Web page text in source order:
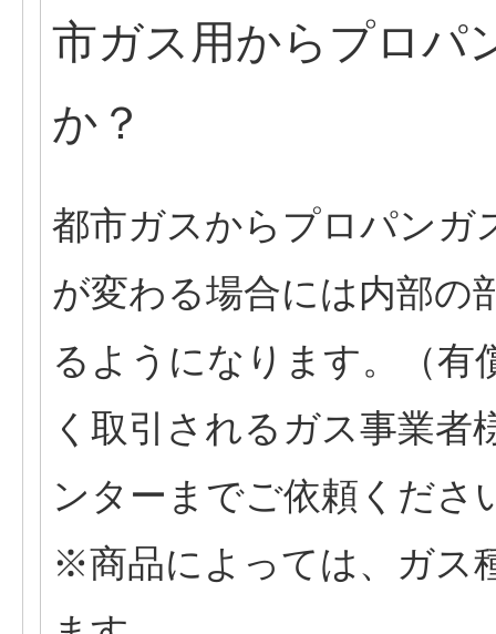
市ガス用からプロパ
か？
都市ガスからプロパンガ
が変わる場合には内部の
るようになります。（有
く取引されるガス事業
ンターまでご依頼くださ
※商品によっては、ガス